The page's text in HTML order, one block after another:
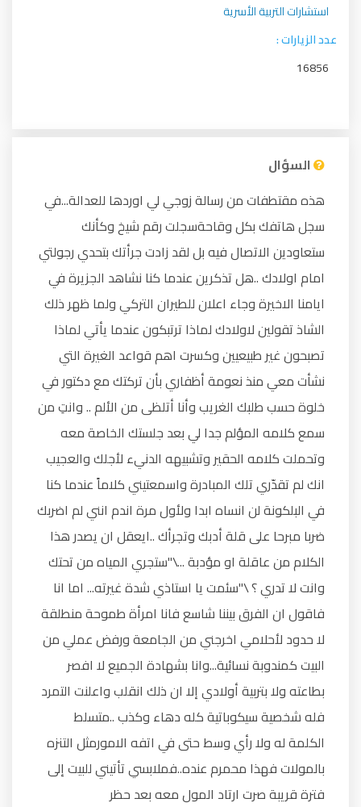
استشارات التربية الأسرية
عدد الزيارات :
16856
السؤال
هذه مقتطفات من رسالة زوجي لي اوردها للعدالة...في
سجل هاتفك بكل وقاحةسجلت رقم شيخ وكأنك
ستعاودين الاتصال فيه بل لقد زادت جرأتك بتحدي رجولتي
امام اولادك ..هل تذكرين عندما كنا نشاهد الجزيرة في
ايامنا الاخيرة وجاء اعلان للطيران التركي ولما ظهر ذلك
الشاذ تقولين لاولادك لماذا ترتبكون عندما يأتي لماذا
تصبحون غير طبيعيين وكسرت اهم قواعد الغيرة التي
نشأت معي منذ نعومة أظفاري بأن تركتك مع دكتور في
خلوة حسب طلبك الغريب وأنا أتلظى من الألم .. وانتِ من
سمع كلامه المؤلم جدا لي بعد جلستك الخاصة معه
وتحملت كلامه الحقير وتشبيهه الدنيء لأجلك والعجيب
انك لم تقدّري تلك المبادرة واسمعتيني كلاماً عندما كنا
في البلكونة لن انساه ابدا ولأول مرة اندم انني لم اضربك
ضربا مبرحا على قلة أدبك وتجرأك ..ايعقل ان يصدر هذا
الكلام من عاقلة او مؤدبة ...\"ستجري المياه من تحتك
وانت لا تدري ؟ \"سئمت يا استاذي شدة غيرته... اما انا
فاقول ان الفرق بيننا شاسع فانا امرأة طموحة منطلقة
لا حدود لأحلامي اخرجني من الجامعة ورفض عملي من
البيت كمندوبة نسائية...وانا بشهادة الجميع لا افصر
بطاعته ولا بتربية أولادي إلا ان ذلك انقلب واعلنت التمرد
فله شخصية سيكوباتية كله دهاء وكذب ..متسلط
الكلمة له ولا رأي وسط حتى في اتفه الامورمثل التنزه
بالمولات فهذا محمرم عنده..فملابسي تأتيني للبيت إلى
فترة قريبة صرت ارتاد المول معه بعد حظر